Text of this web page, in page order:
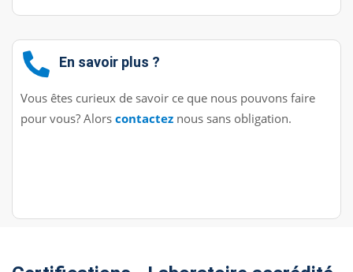
En savoir plus ?
Vous êtes curieux de savoir ce que nous pouvons faire
pour vous? Alors contactez nous sans obligation.